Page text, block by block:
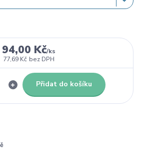
94,00 Kč/ks
77,69 Kč bez DPH
Přidat do košíku